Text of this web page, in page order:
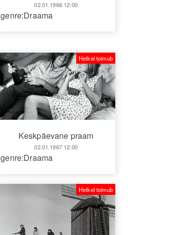
02.01.1966 12:00
genre:Draama
Keskpäevane praam
02.01.1967 12:00
Hetkel toimub
genre:Draama
Hetkel toimub